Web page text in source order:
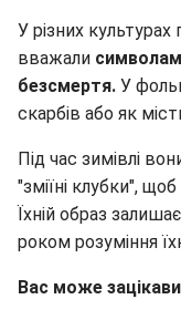
У різних
вважали
безсмертя. У
скарбів або як
Під час зимівлі
"зміїні клубки",
Їхній образ
роком розуміння
Вас може